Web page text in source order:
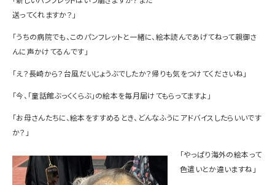
送ってくれますか？」
「うちの病院でも、このパンフレットと一緒に、絵本読んであげてねって親御さ
んに声かけてるんです」
「え？長崎から？台風だいじょうぶでしたか？帰りも気をつけてくださいね」
「今、「童話館ぶっくくらぶ」の絵本を毎月届けてもらってますよ」
「お母さんたちに、絵本をすすめるとき、どんなふうにアドバイスしたらいいです
か？」
「やっぱり海外の絵本って
色遣いとか違いますね」